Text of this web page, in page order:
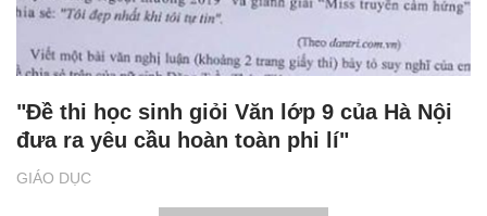
GIÁO DỤC
"Đề thi học sinh giỏi Văn lớp 9 của Hà Nội
đưa ra yêu cầu hoàn toàn phi lí"